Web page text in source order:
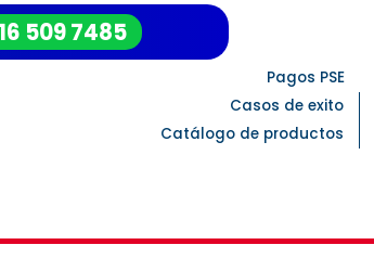
509 7485
Pagos PSE
Casos de exito
Catálogo de productos